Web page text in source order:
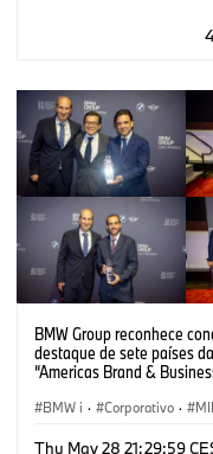
BMW Group reconhece
destaque de sete países
“Americas Brand &
BMW i · Corporativo ·
Thu May 28 21:29:59